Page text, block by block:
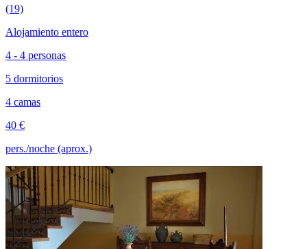
(19)
Alojamiento entero
4 - 4 personas
5 dormitorios
4 camas
40 €
pers./noche (aprox.)